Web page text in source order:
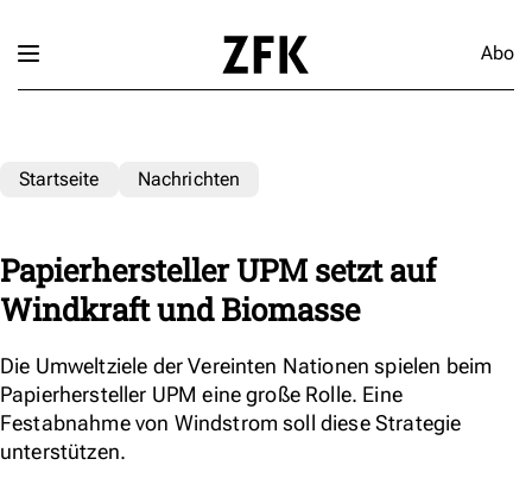
Abo
Startseite Nachrichten
Papierhersteller UPM setzt auf
Windkraft und Biomasse
Die Umweltziele der Vereinten Nationen spielen beim
Papierhersteller UPM eine große Rolle. Eine
Festabnahme von Windstrom soll diese Strategie
unterstützen.